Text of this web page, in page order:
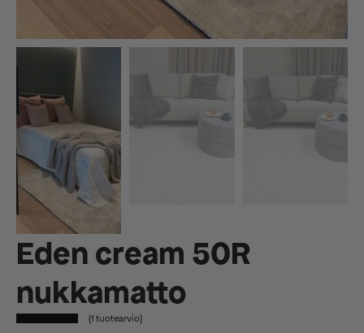
Eden cream 50R
nukkamatto
(1tuotearvio)